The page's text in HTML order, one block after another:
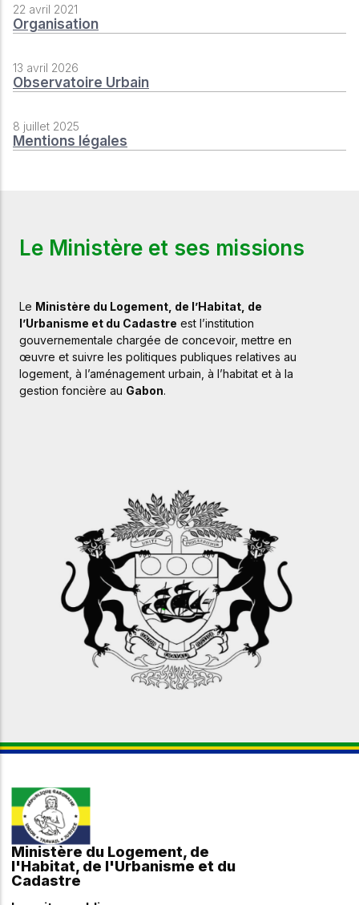
22 avril 2021
Organisation
13 avril 2026
Observatoire Urbain
8 juillet 2025
Mentions légales
Le Ministère et ses missions
Le Ministère du Logement, de l’Habitat, de
l’Urbanisme et du Cadastre est l’institution
gouvernementale chargée de concevoir, mettre en
œuvre et suivre les politiques publiques relatives au
logement, à l’aménagement urbain, à l’habitat et à la
gestion foncière au Gabon.
Ministère du Logement, de
l'Habitat, de l'Urbanisme et du
Cadastre